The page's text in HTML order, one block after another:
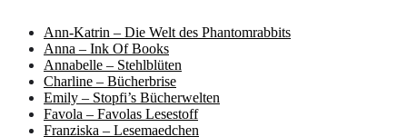
Ann-Katrin – Die Welt des Phantomrabbits
Anna – Ink Of Books
Annabelle – Stehlblüten
Charline – Bücherbrise
Emily – Stopfi’s Bücherwelten
Favola – Favolas Lesestoff
Franziska – Lesemaedchen